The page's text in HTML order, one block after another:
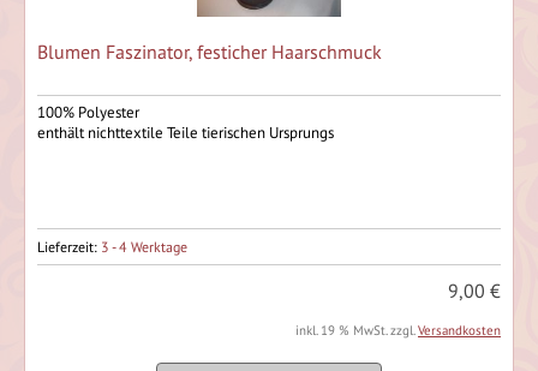
Blumen Faszinator, festicher Haarschmuck
100% Polyester
enthält nichttextile Teile tierischen Ursprungs
Lieferzeit: 3 - 4 Werktage
9,00 €
inkl. 19 % MwSt. zzgl.Versandkosten